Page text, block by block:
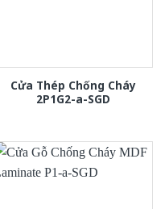
Cửa Thép Chống Cháy
2P1G2-a-SGD